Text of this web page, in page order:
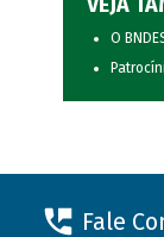
VEJA
O
Fale